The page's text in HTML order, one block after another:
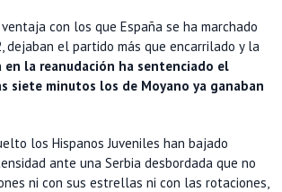
con los que España se ha marchado
dejaban el partido más que encarrilado y la
la reanudación ha sentenciado el
siete minutos los de Moyano ya ganaban
los Hispanos Juveniles han bajado
ante una Serbia desbordada que no
ni con sus estrellas ni con las rotaciones,